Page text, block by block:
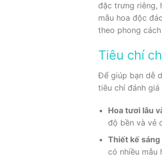
đặc trưng riêng,
mẫu hoa độc
theo phong
Tiêu chí
Để giúp bạn dễ
tiêu chí đánh
Hoa tươi lâu
độ bền và vẻ
Thiết kế sáng
có nhiều